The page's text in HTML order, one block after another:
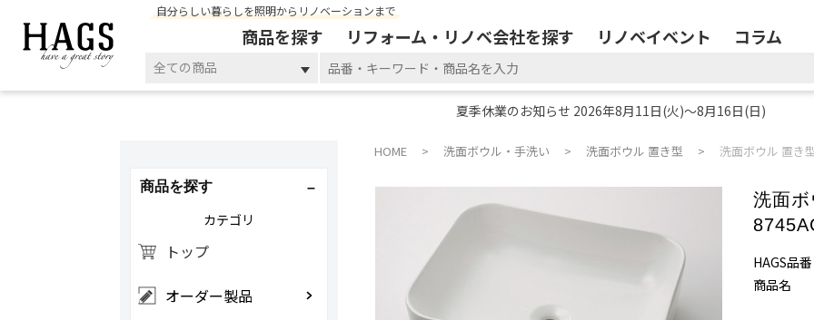
自分らしい暮らしを照明からリノベーションまで
商品を探す リフォーム・リノベ会社を探す リノベイベント コラム
全ての商品
夏季休業のお知らせ 2026年8月11日(火)～8月16日(日)
HOME 洗面ボウル・手洗い 洗面ボウル 置き型 洗面ボウル 置き
洗面
HAGS品番
商品名
商品を探す
カテゴリ
トップ
オーダー製品